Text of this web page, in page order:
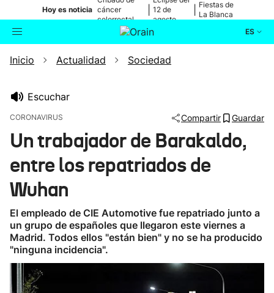
Hoy es noticia cáncer
colorrectal
12 de
agosto
Fiestas de
La Blanca
ES
Buscador Actualidad
Ikusmiran
Inicio Actualidad Sociedad
Escuchar
CORONAVIRUS Compartir Guardar
Un trabajador de Barakaldo,
entre los repatriados de
Wuhan
El empleado de CIE Automotive fue repatriado junto a
un grupo de españoles que llegaron este viernes a
Madrid. Todos ellos "están bien" y no se ha producido
"ninguna incidencia".